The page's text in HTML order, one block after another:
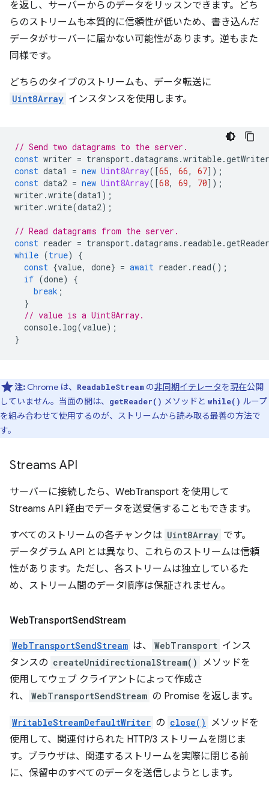
を返し、サーバーからのデータをリッスンできます。どち
らのストリームも本質的に信頼性が低いため、書き込んだ
データがサーバーに届かない可能性があります。逆もまた
同様です。
どちらのタイプのストリームも、データ転送に
Uint8Array インスタンスを使用します。
// Send two datagrams to the server.
const writer = transport.datagrams .writable.getWriter
const data1 = new Uint8Array([65, 66, 67]);
const data2 = new Uint8Array([68, 69, 70]);
writer .write(data1 );
writer .write(data2);
// Read datagrams from the server.
const reader = transport.datagrams . readable.getReader
while (true)
{
const {value, done} = await reader . read();
if (done)
{
break ;
}
// value is a Uint8Array.
console. log(value);
}
注: Chrome は、 ReadableStream の非同期イテレータを現在公開
していません。当面の間は、
getReader() メソッドと while() ループ
を組み合わせて使用するのが、ストリームから読み取る最善の方法で
す。
Streams API
サーバーに接続したら、WebTransport を使用して
Streams API 経由でデータを送受信することもできます。
すべてのストリームの各チャンクは Uint8Array です。
データグラム API とは異なり、これらのストリームは信頼
性があります。ただし、各ストリームは独立しているた
め、ストリーム間のデータ順序は保証されません。
WebTransportSendStream
WebTransportSendStream は、 WebTransport インス
タンスの createUnidirectionalStream()
メソッドを
使用してウェブ クライアントによって作成さ
れ、
WebTransportSendStream の Promise を返します。
WritableStreamDefaultWriter の close()
メソッドを
使用して、関連付けられた HTTP/3 ストリームを閉じま
す。ブラウザは、関連するストリームを実際に閉じる前
に、保留中のすべてのデータを送信しようとします。